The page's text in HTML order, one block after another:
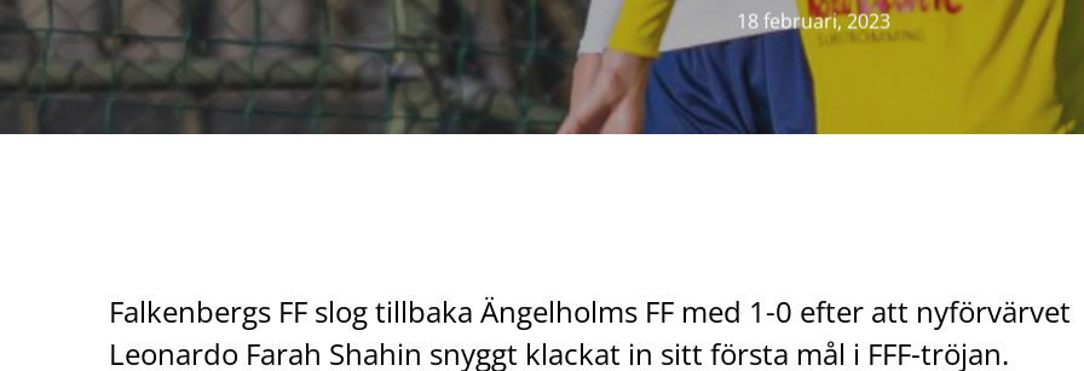
18 februari, 2023
Falkenbergs FF slog tillbaka Ängelholms FF med 1-0 efter att nyförvärvet
Leonardo Farah Shahin snyggt klackat in sitt första mål i FFF-tröjan.